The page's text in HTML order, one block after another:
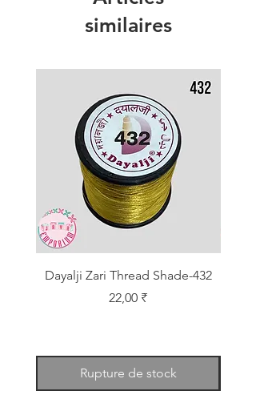
similaires
Dayalji Zari Thread Shade-432
Prix
22,00 ₹
Rupture de stock